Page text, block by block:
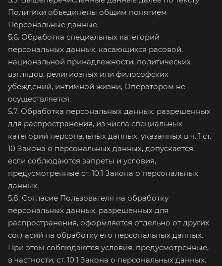
Политики объединены общим понятием
Персональные данные.
5.6. Обработка специальных категорий
персональных данных, касающихся расовой,
национальной принадлежности, политических
взглядов, религиозных или философских
убеждений, интимной жизни, Оператором не
осуществляется.
5.7. Обработка персональных данных, разрешенных
для распространения, из числа специальных
категорий персональных данных, указанных в ч. 1 ст.
10 Закона о персональных данных, допускается,
если соблюдаются запреты и условия,
предусмотренные ст. 10.1 Закона о персональных
данных.
5.8. Согласие Пользователя на обработку
персональных данных, разрешенных для
распространения, оформляется отдельно от других
согласий на обработку его персональных данных.
При этом соблюдаются условия, предусмотренные,
в частности, ст. 10.1 Закона о персональных данных.